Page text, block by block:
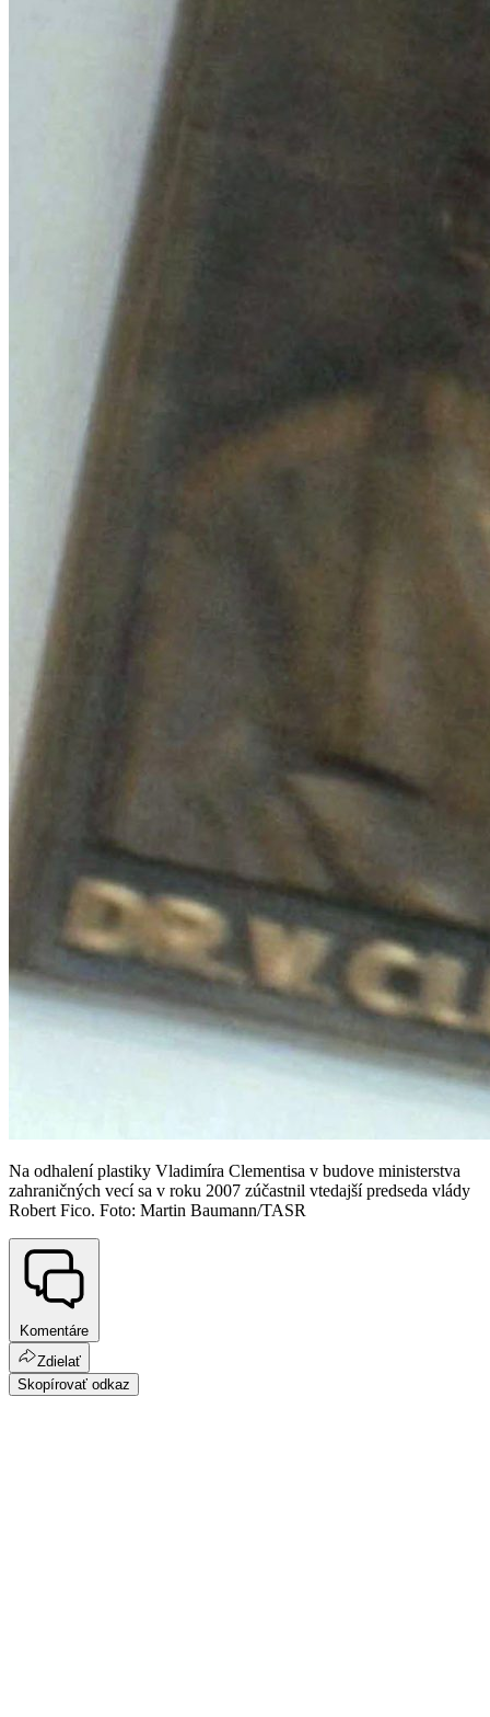
Na odhalení plastiky Vladimíra Clementisa v budove ministerstva
zahraničných vecí sa v roku 2007 zúčastnil vtedajší predseda vlády
Robert Fico. Foto: Martin Baumann/TASR
Komentáre
Zdielať
Skopírovať odkaz